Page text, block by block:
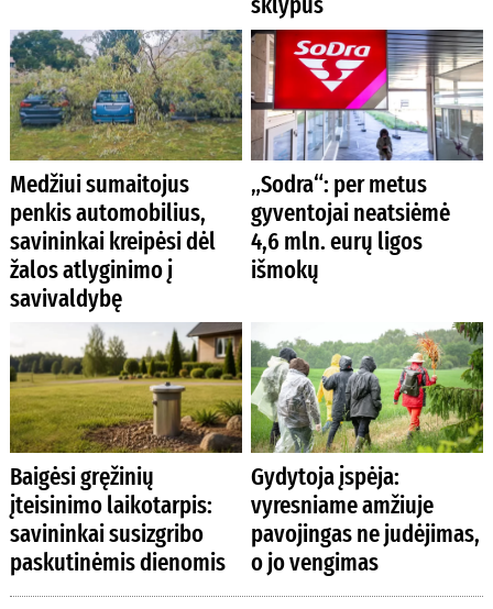
Medžiui sumaitojus
penkis automobilius,
savininkai kreipėsi dėl
žalos atlyginimo į
savivaldybę
„Sodra“: per metus
gyventojai neatsiėmė
4,6 mln. eurų ligos
išmokų
Baigėsi gręžinių
įteisinimo laikotarpis:
savininkai susizgribo
paskutinėmis dienomis
Gydytoja įspėja:
vyresniame amžiuje
pavojingas ne judėjimas,
o jo vengimas